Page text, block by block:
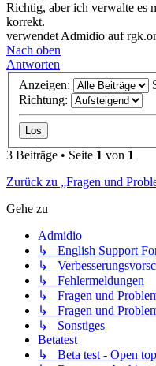
Richtig, aber ich verwalte es
korrekt.
verwendet Admidio auf
Nach oben
Antworten
Anzeigen:
Richtung:
3 Beiträge • Seite 1 von 1
Zurück zu „Fragen und
Gehe zu
Admidio
↳ English Support
↳
↳ Fehlermeldungen
↳ Fragen und
↳ Fragen und
↳ Sonstiges
Betatest
↳ Beta test - Open